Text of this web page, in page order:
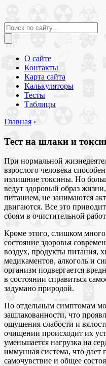
О сайте
Контакты
Карта сайта
Калькуляторы
Тесты
Таблицы
Главная ›
Тест на шлаки и
При нормальной
взрослого человека
излишние токсины. Но
ведут здоровый образ
питанием, не занимаются
двигаются. Все это
сбоям в очистительной
Кроме этого, слишком
состояние здоровья
воздух, продукты питания,
медикаментов, алкоголь и
организм подвергается
в состоянии справиться
задумано природой.
По отдельным симптомам
зашлакованности, что
ощущения слабости и
очищении происходит их
уменьшается нагрузка на
иммунная система, что
самочувствие и общее